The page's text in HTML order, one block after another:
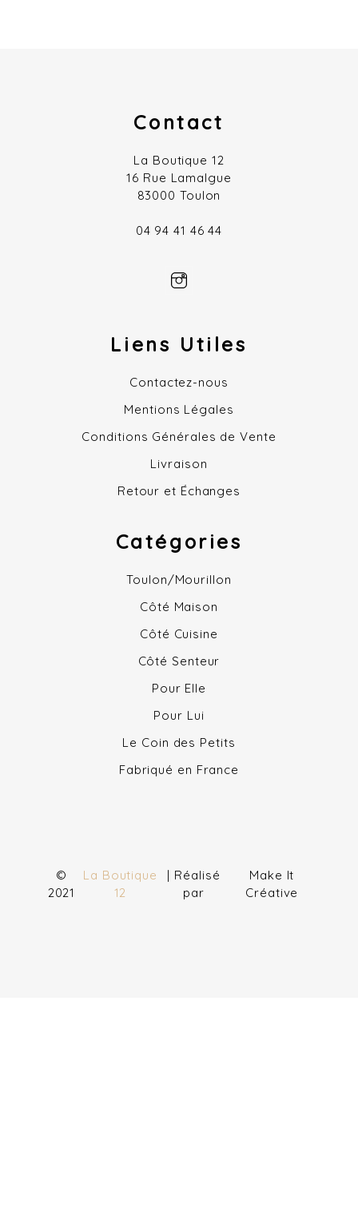
Contact
La Boutique 12
16 Rue Lamalgue
83000 Toulon
04 94 41 46 44
Liens Utiles
Contactez-nous
Mentions Légales
Conditions Générales de Vente
Livraison
Retour et Échanges
Catégories
Toulon/Mourillon
Côté Maison
Côté Cuisine
Côté Senteur
Pour Elle
Pour Lui
Le Coin des Petits
Fabriqué en France
©
2021
La Boutique
12
| Réalisé
par
Make It
Créative